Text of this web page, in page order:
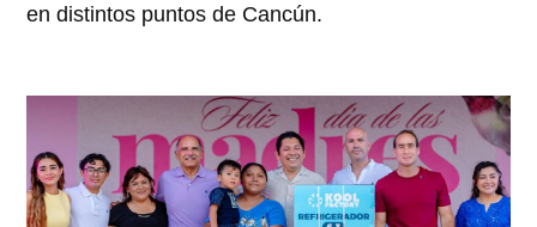
en distintos puntos de Cancún.